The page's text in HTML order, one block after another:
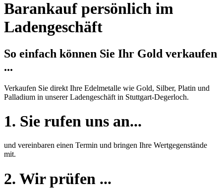
Barankauf persönlich im
Ladengeschäft
So einfach können Sie Ihr Gold verkaufen
...
Verkaufen Sie direkt Ihre Edelmetalle wie Gold, Silber, Platin und
Palladium in unserer Ladengeschäft in Stuttgart-Degerloch.
1. Sie rufen uns an...
und vereinbaren einen Termin und bringen Ihre Wertgegenstände
mit.
2. Wir prüfen ...